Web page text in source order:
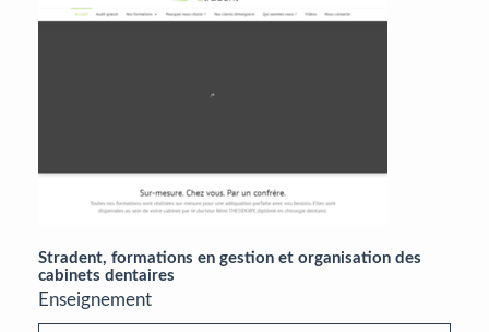
Stradent, formations en gestion et organisation des
cabinets dentaires
Enseignement